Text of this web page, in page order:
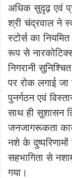
अधिक सुदृढ़ एवं
श्री चंद्रवाल ने
स्टोर्स का
रूप से
निगरानी
पर रोक लगाई
पुनर्गठन एवं
साथ ही सुशासन
जनजागरूकता
नशे के
सहभागिता से
गया।